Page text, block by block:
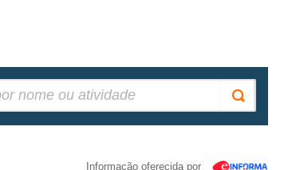
Informação oferecida por